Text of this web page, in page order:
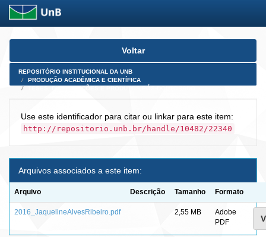
Skip
Voltar
REPOSITÓRIO INSTITUCIONAL DA UNB
PRODUÇÃO ACADÊMICA E CIENTÍFICA
Use este identificador para citar ou linkar para este item:
http://repositorio.unb.br/handle/10482/22340
Arquivos associados a este item:
Arquivo Descrição Tamanho Formato
2016_JaquelineAlvesRibeiro.pdf 2,55 MB
Adobe
PDF